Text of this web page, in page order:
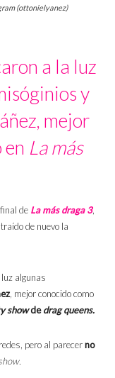
(ottonielyanez)
a la luz
y
mejor
en La más
de La más draga 3,
de nuevo la
algunas
, mejor conocido como
showdedrag queens.
pero al parecerno
show.